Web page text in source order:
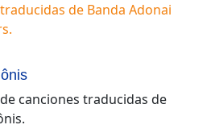
de Banda Adonai
.
canciones traducidas de
.